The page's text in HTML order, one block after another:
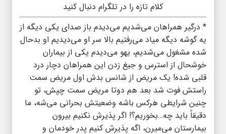
کلام تازه را در تلگرام دنبال کنید
* درگیر همراهان می‌شدیم می‌دیدم باز صدای یکی دیگه از
یه گوشه دیگه میاد می‌رفتیم بالا سر او می‌دیدیم او بدحال
شده مشغول می‌شدیم، یهو می‌دیدم یکی از بیماران
خوشحال از استرس و جیغ زدن این همراهان دچار درد
قلبی شده! یک مریض از شانس بدش اول مریض سمت
راستش فوت شد بعد هم دوتا مریض سمت چپش، تو
چنین شرایطی هرکس باشه وضعیتش بحرانی می‌شه، ما
دقیقاً باید چه…بخوریم؟! اگر پذیرش نکنیم بیرون
بیمارستان می‌میرن، اگه پذیرش کنیم پدر خودمان و